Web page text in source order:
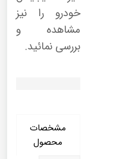
خودرو را نیز
مشاهده و
بررسی نمائید.
مشخصات
محصول